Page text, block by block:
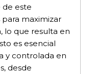
de este
maximizar
lo que resulta en
es esencial
y controlada en
desde